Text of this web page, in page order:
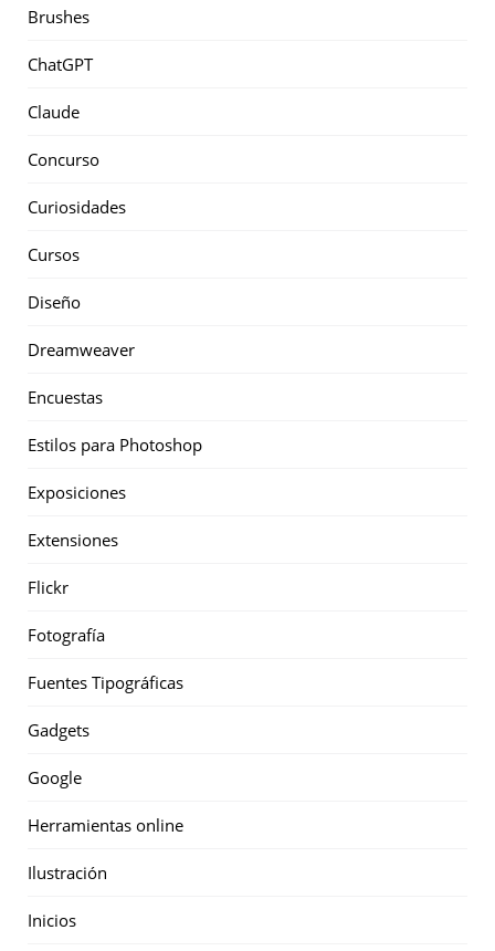
Brushes
ChatGPT
Claude
Concurso
Curiosidades
Cursos
Diseño
Dreamweaver
Encuestas
Estilos para Photoshop
Exposiciones
Extensiones
Flickr
Fotografía
Fuentes Tipográficas
Gadgets
Google
Herramientas online
Ilustración
Inicios